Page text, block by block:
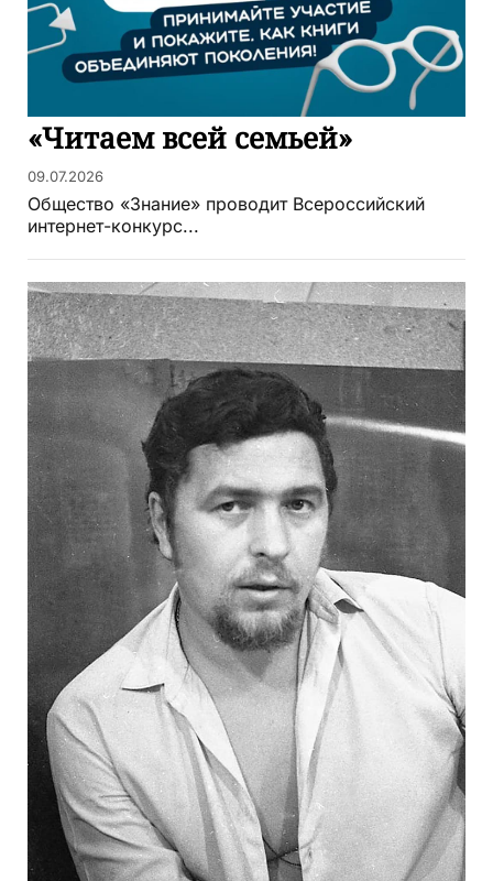
«Читаем всей семьей»
09.07.2026
Общество «Знание» проводит Всероссийский
интернет-конкурс...